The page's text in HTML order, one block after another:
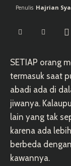
Penulis Hajrian
SETIAP orang
termasuk saat
abadi ada di
jiwanya.
lain yang tak
karena ada
berbeda
kawannya.